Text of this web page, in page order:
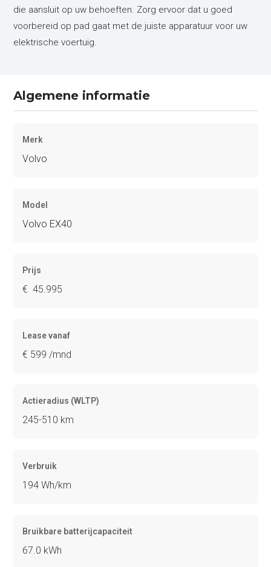
die aansluit op uw behoeften. Zorg ervoor dat u goed
voorbereid op pad gaat met de juiste apparatuur voor uw
elektrische voertuig.
Algemene informatie
Merk
Volvo
Model
Volvo EX40
Prijs
€ 45.995
Lease vanaf
€ 599 /mnd
Actieradius (WLTP)
245-510 km
Verbruik
194 Wh/km
Bruikbare batterijcapaciteit
67.0 kWh